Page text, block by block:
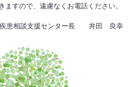
ますので、遠慮なくお電話ください。
患相談支援センター長 井田 良幸